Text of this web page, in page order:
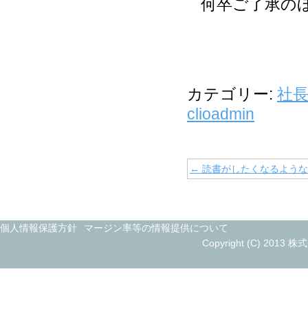
何卒ご了承の
カテゴリー: 社
clioadmin
← 読書がしたくなるよう
個人情報保護方針
マージン率等の情報提供について
Copyright (C) 2013 株